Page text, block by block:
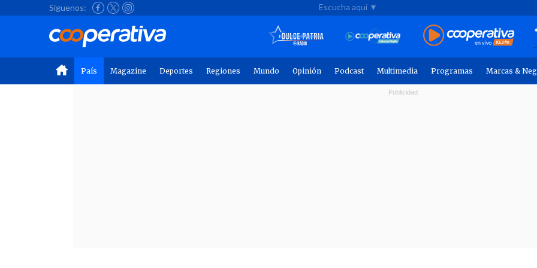
Síguenos: Escucha aquí ▼
País Magazine Deportes Regiones Mundo Opinión Podcast Multimedia Programas Marcas &